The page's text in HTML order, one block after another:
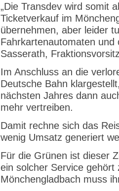
„Die Transdev wird somit
Ticketverkauf im
übernehmen, aber leider
Fahrkartenautomaten und
Sasserath,
Im Anschluss an die
Deutsche Bahn
nächsten Jahres dann
mehr vertreiben.
Damit rechne sich das
wenig Umsatz generiert
Für die Grünen ist dieser
ein solcher Service
Mönchengladbach muss